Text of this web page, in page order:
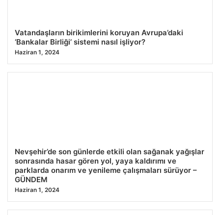
Vatandaşların birikimlerini koruyan Avrupa’daki
‘Bankalar Birliği’ sistemi nasıl işliyor?
Haziran 1, 2024
Nevşehir’de son günlerde etkili olan sağanak yağışlar
sonrasında hasar gören yol, yaya kaldırımı ve
parklarda onarım ve yenileme çalışmaları sürüyor –
GÜNDEM
Haziran 1, 2024